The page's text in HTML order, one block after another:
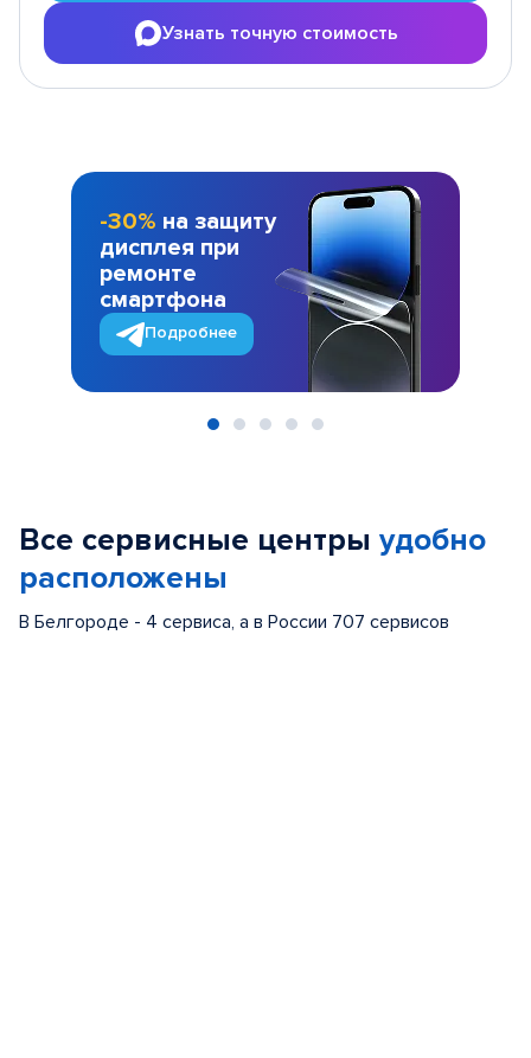
Узнать точную стоимость
-30% на защиту
дисплея при
ремонте
смартфона
Подробнее
Все сервисные центры удобно
расположены
В Белгороде - 4 сервиса, а в России 707 сервисов